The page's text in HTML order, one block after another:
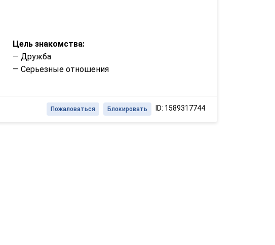
Цель знакомства:
— Дружба
— Серьезные отношения
ID: 1589317744
Блокировать
Пожаловаться